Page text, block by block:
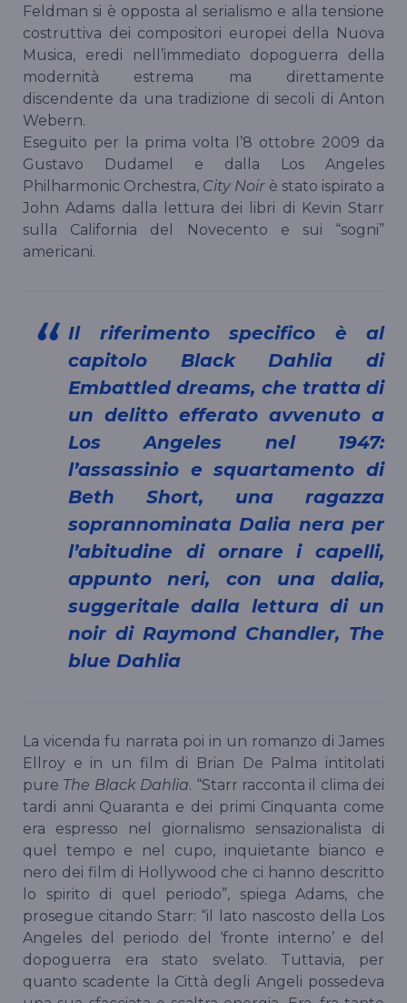
Feldman si è opposta al serialismo e alla tensione
costruttiva dei compositori europei della Nuova
Musica, eredi nell’immediato dopoguerra della
modernità estrema ma direttamente
discendente da una tradizione di secoli di Anton
Webern.
Eseguito per la prima volta l’8 ottobre 2009 da
Gustavo Dudamel e dalla Los Angeles
Philharmonic Orchestra, City Noirè stato ispirato a
John Adams dalla lettura dei libri di Kevin Starr
sulla California del Novecento e sui “sogni”
americani.
Il riferimento specifico è al
capitolo Black Dahlia di
Embattled dreams, che tratta di
un delitto efferato avvenuto a
Los Angeles nel 1947:
l’assassinio e squartamento di
Beth Short, una ragazza
soprannominata Dalia nera per
l’abitudine di ornare i capelli,
appunto neri, con una dalia,
suggeritale dalla lettura di un
noir di Raymond Chandler, The
blue Dahlia
La vicenda fu narrata poi in un romanzo di James
Ellroy e in un film di Brian De Palma intitolati
pure The Black Dahlia. “Starr racconta il clima dei
tardi anni Quaranta e dei primi Cinquanta come
era espresso nel giornalismo sensazionalista di
quel tempo e nel cupo, inquietante bianco e
nero dei film di Hollywood che ci hanno descritto
lo spirito di quel periodo”, spiega Adams, che
prosegue citando Starr: “il lato nascosto della Los
Angeles del periodo del ‘fronte interno’ e del
dopoguerra era stato svelato. Tuttavia, per
quanto scadente la Città degli Angeli possedeva